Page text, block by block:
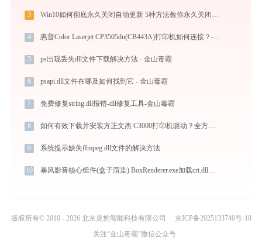
3 Win10如何彻底永久关闭自动更新 5种方法教你永久关闭win10自动更新
4 惠普Color Laserjet CP3505dn(CB443A)打印机如何连接？-金山毒霸
5 ps出现丢失dll文件下载解决方法 - 金山毒霸
6 psapi.dll文件在哪及如何找到它 - 金山毒霸
7 免费修复string.dll报错-dll修复工具-金山毒霸
8 如何有效下载并安装方正文杰 C3000打印机驱动？全方位指导手册
9 系统提示缺失ffmpeg.dll文件的解决方法
10 暴风影音核心组件(盒子渲染) BoxRenderer.exe加载crt.dll文件丢失处理办法
版权所有© 2010 - 2026 北京灵豹智能科技有限公司
京ICP备2025133740号-18
关注“金山毒霸”微信公众号